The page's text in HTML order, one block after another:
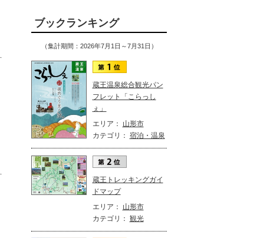
ブックランキング
（集計期間：2026年7月1日～7月31日）
蔵王温泉総合観光パン
フレット「こらっし
ぇ」
エリア：
山形市
カテゴリ： 宿泊・温泉
蔵王トレッキングガイ
ドマップ
エリア：
山形市
カテゴリ： 観光